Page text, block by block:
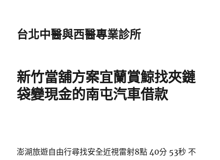
台北中醫與西醫專業診所
新竹當舖方案宜蘭賞鯨找夾鏈
袋變現金的南屯汽車借款
澎湖旅遊自由行尋找安全近視雷射8點 40分 53秒 不